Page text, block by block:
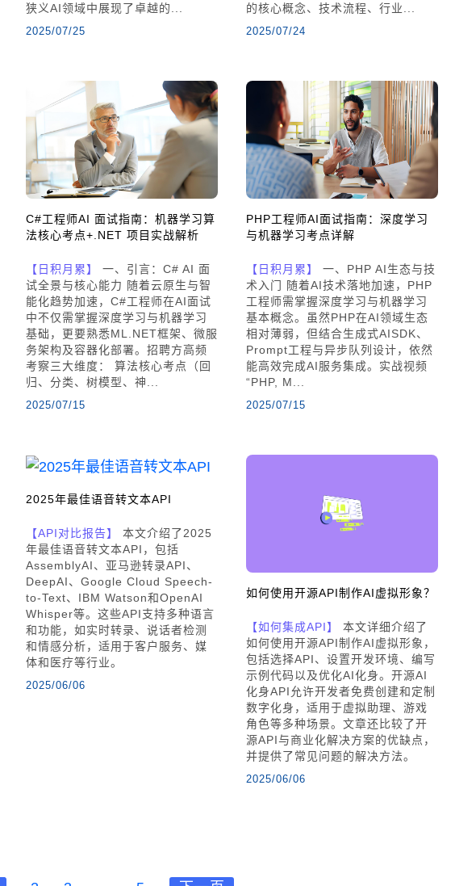
狭义AI领域中展现了卓越的...
2025/07/25
的核心概念、技术流程、行业...
2025/07/24
C#工程师AI 面试指南：机器学习算
法核心考点+.NET 项目实战解析
【日积月累】
一、引言：C# AI 面
试全景与核心能力 随着云原生与智
能化趋势加速，C#工程师在AI面试
中不仅需掌握深度学习与机器学习
基础，更要熟悉ML.NET框架、微服
务架构及容器化部署。招聘方高频
考察三大维度： 算法核心考点（回
归、分类、树模型、神...
2025/07/15
PHP工程师AI面试指南：深度学习
与机器学习考点详解
【日积月累】
一、PHP AI生态与技
术入门 随着AI技术落地加速，PHP
工程师需掌握深度学习与机器学习
基本概念。虽然PHP在AI领域生态
相对薄弱，但结合生成式AISDK、
Prompt工程与异步队列设计，依然
能高效完成AI服务集成。实战视频
“PHP, M...
2025/07/15
2025年最佳语音转文本API
【API对比报告】
本文介绍了2025
年最佳语音转文本API，包括
AssemblyAI、亚马逊转录API、
DeepAI、Google Cloud Speech-
to-Text、IBM Watson和OpenAI
Whisper等。这些API支持多种语言
和功能，如实时转录、说话者检测
和情感分析，适用于客户服务、媒
体和医疗等行业。
2025/06/06
如何使用开源API制作AI虚拟形象？
【如何集成API】
本文详细介绍了
如何使用开源API制作AI虚拟形象，
包括选择API、设置开发环境、编写
示例代码以及优化AI化身。开源AI
化身API允许开发者免费创建和定制
数字化身，适用于虚拟助理、游戏
角色等多种场景。文章还比较了开
源API与商业化解决方案的优缺点，
并提供了常见问题的解决方法。
2025/06/06